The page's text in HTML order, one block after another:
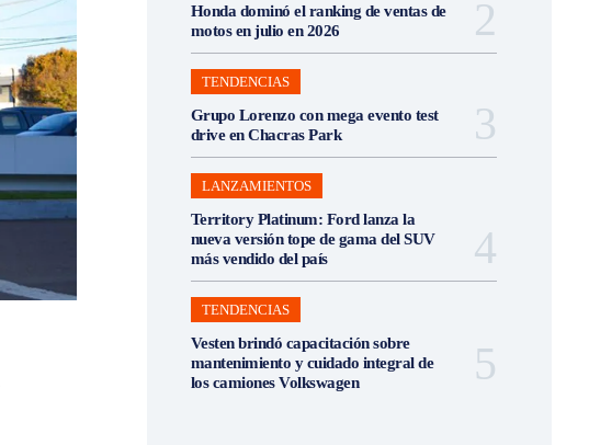
Honda dominó el ranking de ventas de
motos en julio en 2026
TENDENCIAS
Grupo Lorenzo con mega evento test
drive en Chacras Park
LANZAMIENTOS
Territory Platinum: Ford lanza la
nueva versión tope de gama del SUV
más vendido del país
TENDENCIAS
Vesten brindó capacitación sobre
mantenimiento y cuidado integral de
los camiones Volkswagen